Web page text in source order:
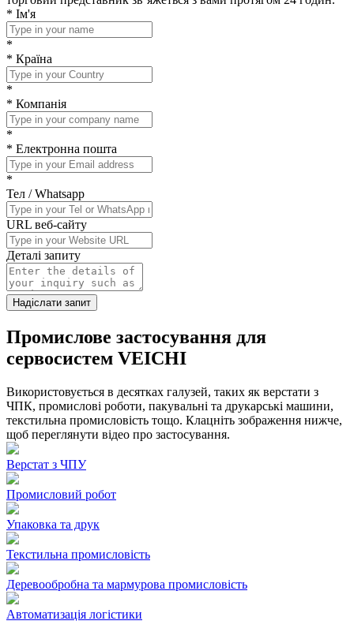
* Ім'я
*
* Країна
*
* Компанія
*
* Електронна пошта
*
Тел / Whatsapp
URL веб-сайту
Деталі запиту
Надіслати запит
Промислове застосування для
сервосистем VEICHI
Використовується в десятках галузей, таких як верстати з
ЧПК, промислові роботи, пакувальні та друкарські машини,
текстильна промисловість тощо. Клацніть зображення нижче,
щоб переглянути відео про застосування.
Верстат з ЧПУ
Промисловий робот
Упаковка та друк
Текстильна промисловість
Деревообробна та мармурова промисловість
Автоматизація логістики